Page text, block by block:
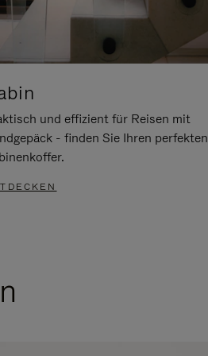
und effizient für Reisen mit
- finden Sie Ihren perfekten